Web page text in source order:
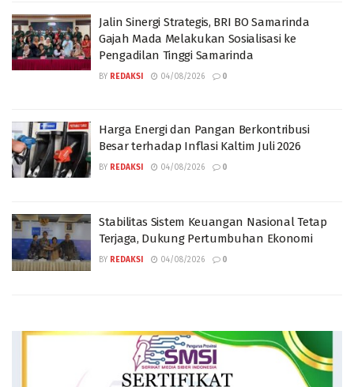
Jalin Sinergi Strategis, BRI BO Samarinda
Gajah Mada Melakukan Sosialisasi ke
Pengadilan Tinggi Samarinda
BY REDAKSI 04/08/2026 0
Harga Energi dan Pangan Berkontribusi
Besar terhadap Inflasi Kaltim Juli 2026
BY REDAKSI 04/08/2026 0
Stabilitas Sistem Keuangan Nasional Tetap
Terjaga, Dukung Pertumbuhan Ekonomi
BY REDAKSI 04/08/2026 0